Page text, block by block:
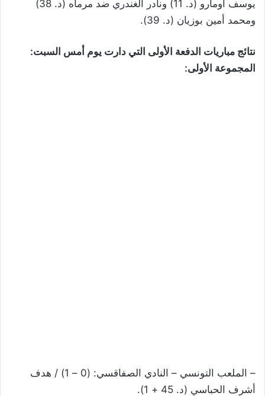
يوسف أومارو (د. 11) ونادر الغندري ضد مرماه (د. 38)
ومحمد أمين بوزيان (د. 39).
نتائج مباريات الدفعة الأولى التي دارت يوم أمس السبت:
المجموعة الأولى:
– الملعب التونسي – النادي الصفاقسي: (0 – 1) / هدف
أشرف الحباسي (د. 45 + 1).